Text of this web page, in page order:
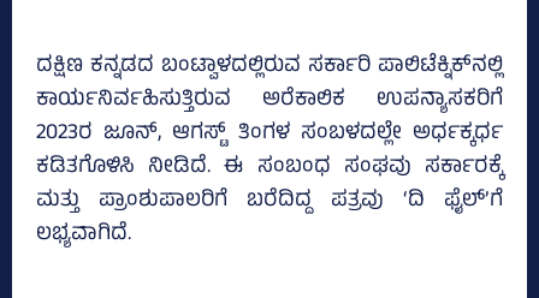
ದಕ್ಷಿಣ ಕನ್ನಡದ ಬಂಟ್ವಾಳದಲ್ಲಿರುವ ಸರ್ಕಾರಿ ಪಾಲಿಟೆಕ್ನಿಕ್‌ನಲ್ಲಿ
ಕಾರ್ಯನಿರ್ವಹಿಸುತ್ತಿರುವ ಅರೆಕಾಲಿಕ ಉಪನ್ಯಾಸಕರಿಗೆ
2023ರ ಜೂನ್‌, ಆಗಸ್ಟ್‌ ತಿಂಗಳ ಸಂಬಳದಲ್ಲೇ ಅರ್ಧಕ್ಕರ್ಧ
ಕಡಿತಗೊಳಿಸಿ ನೀಡಿದೆ. ಈ ಸಂಬಂಧ ಸಂಘವು ಸರ್ಕಾರಕ್ಕೆ
ಮತ್ತು ಪ್ರಾಂಶುಪಾಲರಿಗೆ ಬರೆದಿದ್ದ ಪತ್ರವು ‘ದಿ ಫೈಲ್‌’ಗೆ
ಲಭ್ಯವಾಗಿದೆ.